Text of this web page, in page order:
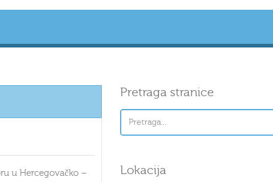
u Hercegovačko –
Pretraga stranice
Lokacija